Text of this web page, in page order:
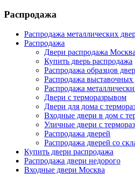
Распродажа
Распродажа металлических
Распродажа
Двери распродажа Москва
Купить дверь распродажа
Распродажа образцов
Распродажа выставочных
Распродажа
Двери с терморазрывом
Двери для дома с
Входные двери в дом с
Уличные двери с
Распродажа дверей
Распродажа дверей со
Купить двери распродажа
Распродажа двери недорого
Входные двери Москва